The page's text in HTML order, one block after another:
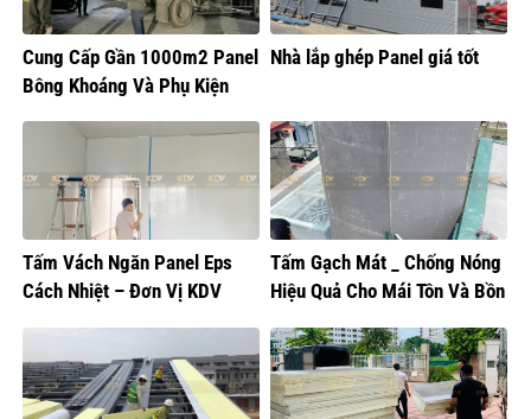
Cung Cấp Gần 1000m2 Panel
Bông Khoáng Và Phụ Kiện
Nhà lắp ghép Panel giá tốt
Tấm Vách Ngăn Panel Eps
Cách Nhiệt – Đơn Vị KDV
Tấm Gạch Mát _ Chống Nóng
Hiệu Quả Cho Mái Tôn Và Bồn